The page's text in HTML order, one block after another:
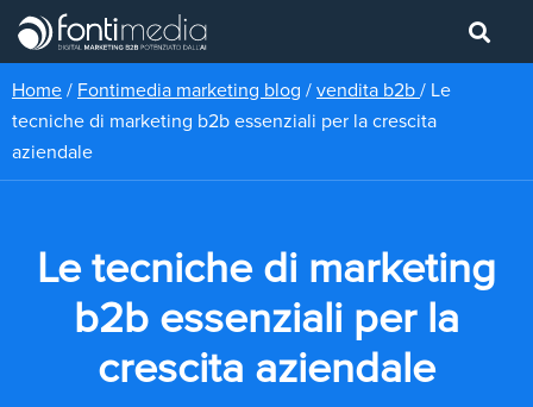
Home / Fontimedia marketing blog / vendita b2b / Le
tecniche di marketing b2b essenziali per la crescita
aziendale
Le tecniche di marketing
b2b essenziali per la
crescita aziendale